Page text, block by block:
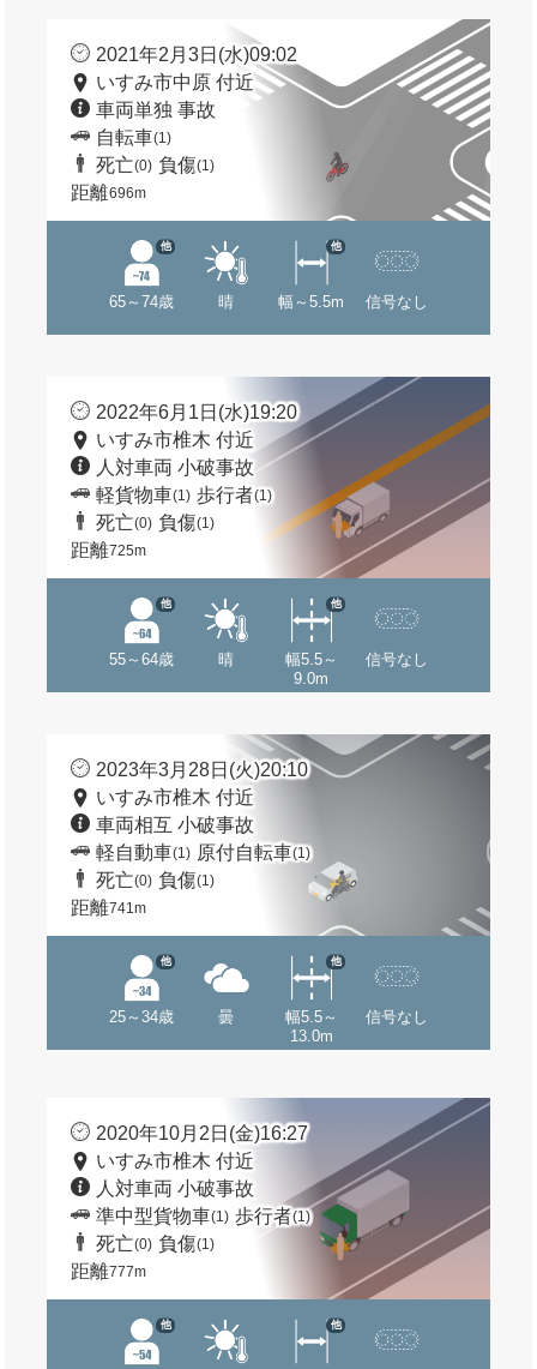
2021年2月3日(水)09:02
いすみ市中原 付近
車両単独 事故
自転車(1)
死亡(0) 負傷(1)
距離696m
65～74歳
他
晴 幅～5.5m
他
信号なし
2022年6月1日(水)19:20
いすみ市椎木 付近
人対車両 小破事故
軽貨物車(1) 歩行者(1)
死亡(0) 負傷(1)
距離725m
55～64歳
他
晴
幅5.5～
9.0m
他
信号なし
2023年3月28日(火)20:10
いすみ市椎木 付近
車両相互 小破事故
軽自動車(1) 原付自転車(1)
死亡(0) 負傷(1)
距離741m
25～34歳
他
曇
幅5.5～
13.0m
他
信号なし
2020年10月2日(金)16:27
いすみ市椎木 付近
人対車両 小破事故
準中型貨物車(1) 歩行者(1)
死亡(0) 負傷(1)
距離777m
他 他